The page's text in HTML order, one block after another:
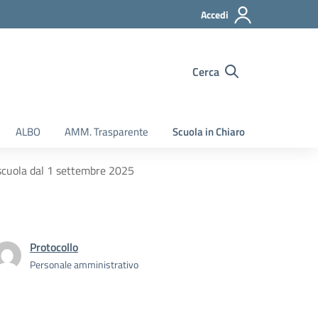
Accedi
Cerca
ALBO AMM. Trasparente Scuola in Chiaro
dal 1 settembre 2025
Protocollo
Personale amministrativo